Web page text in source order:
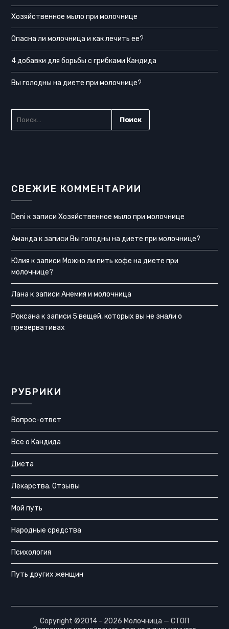
Хозяйственное мыло при молочнице
Опасна ли молочница и как лечить ее?
4 добавки для борьбы с грибками Кандида
Вы голодны на диете при молочнице?
СВЕЖИЕ КОММЕНТАРИИ
Deni к записиХозяйственное мыло при молочнице
Аманда к записиВы голодны на диете при молочнице?
Юлия к записиМожно ли пить кофе на диете при
молочнице?
Лана к записиАнемия и молочница
Роксана к записи 5 вещей, которых вы не знали о
презервативах
РУБРИКИ
Вопрос-ответ
Все о Кандида
Диета
Лекарства. Отзывы
Мой путь
Народные средства
Психология
Путь других женщин
Copyright ©2014 - 2026 Молочница — СТОП